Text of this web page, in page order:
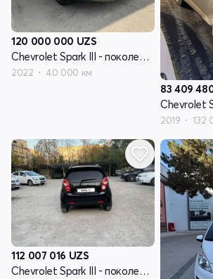
120 000 000 UZS
Chevrolet Spark III - поколение
2022 40 000 км
83 409
2019 132
112 007 016 UZS
Chevrolet Spark III - поколение